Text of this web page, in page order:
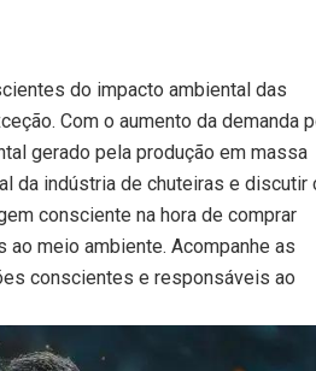
do impacto ambiental das
Com o aumento da demanda
gerado pela produção em massa
da indústria de chuteiras e discutir
consciente na hora de comprar
meio ambiente. Acompanhe as
conscientes e responsáveis ao